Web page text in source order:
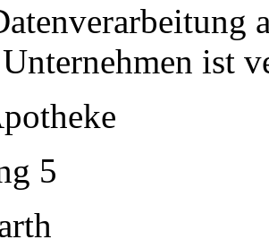
ist
5